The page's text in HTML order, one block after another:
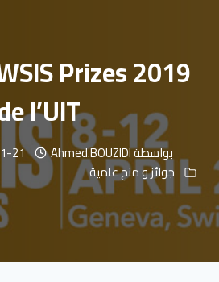
Prizes 2019
l’UIT
بواسطةAhmed.BOUZIDI
21
جوائز و منح علمية